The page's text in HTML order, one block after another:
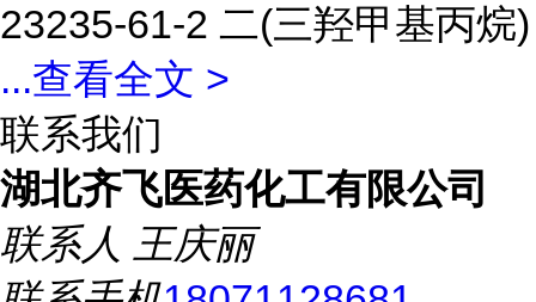
23235-61-2 二(三羟甲基丙烷)
...查看全文 >
联系我们
湖北齐飞医药化工有限公司
联系人 王庆丽